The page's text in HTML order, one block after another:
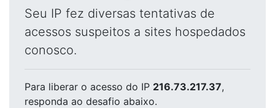
Seu IP fez diversas tentativas de
acessos suspeitos a sites hospedados
conosco.
Para liberar o acesso do IP 216.73.217.37,
responda ao desafio abaixo.